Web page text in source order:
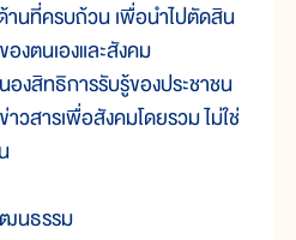
านที่ครบถ้วน เพื่อนำไปตัดสิน
งตนเองและสังคม
งสิทธิการรับรู้ของประชาชน
วสารเพื่อสังคมโดยรวม ไม่ใช่
นธรรม